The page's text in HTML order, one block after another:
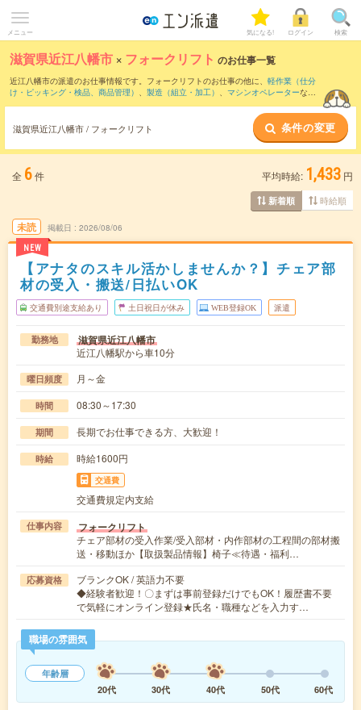
メニュー 気になる! ログイン 検索
滋賀県近江八幡市 × フォークリフト のお仕事一覧
近江八幡市の派遣のお仕事情報です。フォークリフトのお仕事の他に、 軽作業（仕分
け・ピッキング・検品、商品管理） 、 製造（組立・加工） 、 マシンオペレーターなど
フォークリフトのお仕事とは？とは？
滋賀県近江八幡市 / フォークリフト 条件の変更
全 6件 平均時給: 1,433 円
新着順 時給順
未読
NEW
掲載日 2026/08/06
【アナタのスキル活かしませんか？】チェア部
材の受入・搬送/日払いOK
交通費別途支給あり 土日祝日が休み WEB登録OK 派遣
勤務地 滋賀県近江八幡市
近江八幡駅から車10分
曜日頻度 月～金
時間 08:30～17:30
期間 長期でお仕事できる方、大歓迎！
時給 時給1600円
交通費
交通費規定内支給
仕事内容 フォークリフト
チェア部材の受入作業/受入部材・内作部材の工程間の部材搬
送・移動ほか【取扱製品情報】椅子≪待遇・福利…
応募資格
ブランクOK / 英語力不要
◆経験者歓迎！〇まずは事前登録だけでもOK！履歴書不要
で気軽にオンライン登録★氏名・職種などを入力す…
職場の雰囲気
年齢層
20代
30代 40代 50代 60代